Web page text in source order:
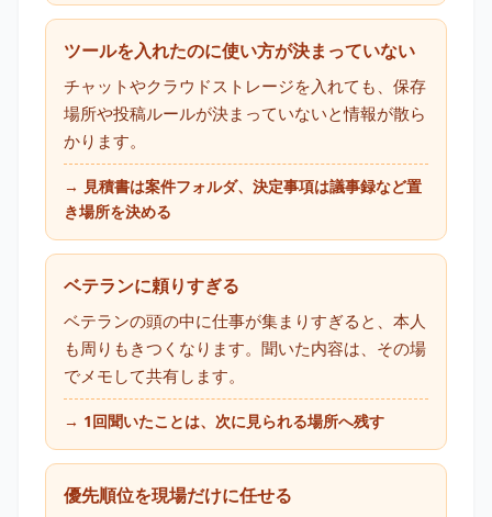
ツールを入れたのに使い方が決まっていない
チャットやクラウドストレージを入れても、保存
場所や投稿ルールが決まっていないと情報が散ら
かります。
→ 見積書は案件フォルダ、決定事項は議事録など置
き場所を決める
ベテランに頼りすぎる
ベテランの頭の中に仕事が集まりすぎると、本人
も周りもきつくなります。聞いた内容は、その場
でメモして共有します。
→ 1回聞いたことは、次に見られる場所へ残す
優先順位を現場だけに任せる